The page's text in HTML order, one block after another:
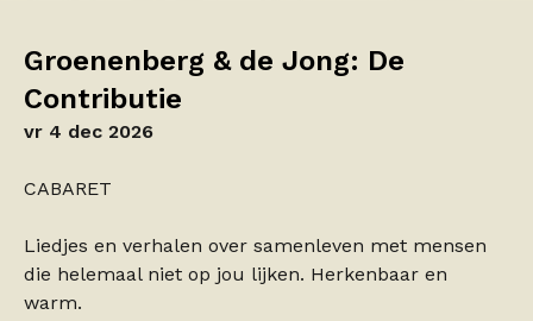
Groenenberg & de Jong: De
Contributie
vr 4 dec 2026
CABARET
Liedjes en verhalen over samenleven met mensen
die helemaal niet op jou lijken. Herkenbaar en
warm.